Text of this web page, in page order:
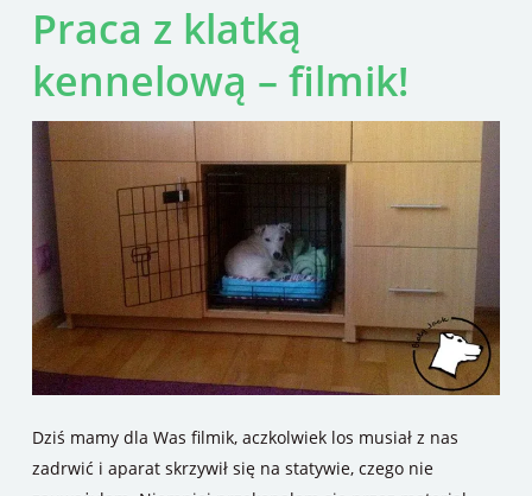
Praca z klatką
kennelową – filmik!
Dziś mamy dla Was filmik, aczkolwiek los musiał z nas
zadrwić i aparat skrzywił się na statywie, czego nie